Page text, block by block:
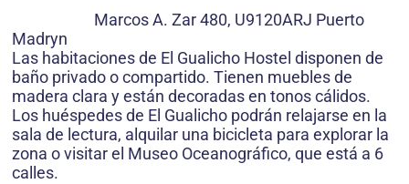
Marcos A. Zar 480, U9120ARJ Puerto
Madryn
Las habitaciones de El Gualicho Hostel disponen de
baño privado o compartido. Tienen muebles de
madera clara y están decoradas en tonos cálidos.
Los huéspedes de El Gualicho podrán relajarse en la
sala de lectura, alquilar una bicicleta para explorar la
zona o visitar el Museo Oceanográfico, que está a 6
calles.